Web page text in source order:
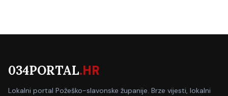
034PORTAL.HR
Lokalni portal Požeško-slavonske županije. Brze vijesti, lokalni